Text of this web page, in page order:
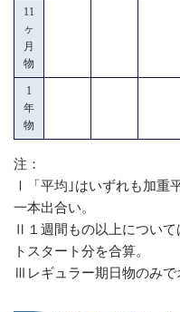
11
ヶ
月
物
1
年
物
注：
Ⅰ「平均｣はいずれも加重
一本出合い。
Ⅱ１週間もの以上につい
トスタート分を合算。
Ⅲレギュラー期日物のみで